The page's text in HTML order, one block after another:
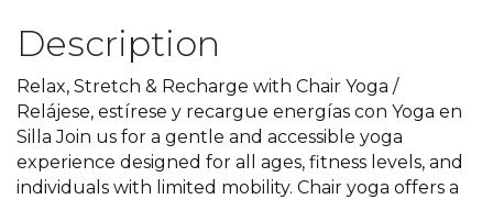
Description
Relax, Stretch & Recharge with Chair Yoga /
Relájese, estírese y recargue energías con Yoga en
Silla Join us for a gentle and accessible yoga
experience designed for all ages, fitness levels, and
individuals with limited mobility. Chair yoga offers a